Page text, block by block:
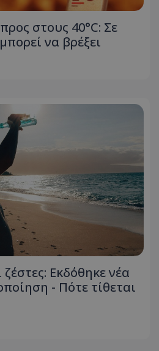
στους 40°C: Σε
να βρέξει
ζέστες: Εκδόθηκε νέα
- Πότε τίθεται